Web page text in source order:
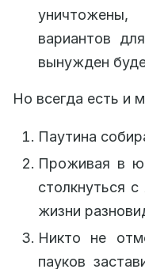
вариантов
вынужден
Но всегда есть и
Паутина
Проживая в
столкнуться
жизни
Никто не
пауков